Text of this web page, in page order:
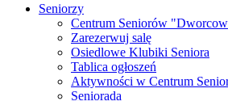
Seniorzy
Centrum Seniorów
Zarezerwuj salę
Osiedlowe Klubiki Seniora
Tablica ogłoszeń
Aktywności w Centrum
Seniorada